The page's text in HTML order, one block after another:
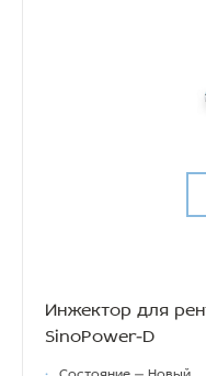
Инжектор для
SinoPower-D
• Состояние — Новый